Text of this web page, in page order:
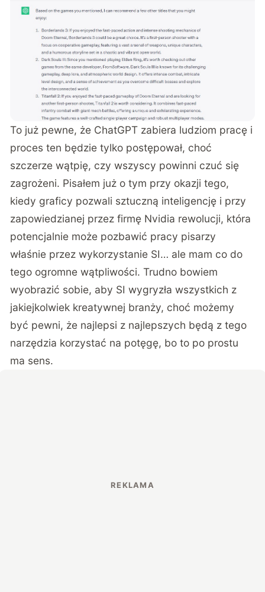
To już pewne, że ChatGPT zabiera ludziom pracę i
proces ten będzie tylko postępował, choć
szczerze wątpię, czy wszyscy powinni czuć się
zagrożeni. Pisałem już o tym przy okazji tego,
kiedy graficy pozwali sztuczną inteligencję i przy
zapowiedzianej przez firmę Nvidia rewolucji, która
potencjalnie może pozbawić pracy pisarzy
właśnie przez wykorzystanie SI… ale mam co do
tego ogromne wątpliwości. Trudno bowiem
wyobrazić sobie, aby SI wygryzła wszystkich z
jakiejkolwiek kreatywnej branży, choć możemy
być pewni, że najlepsi z najlepszych będą z tego
narzędzia korzystać na potęgę, bo to po prostu
ma sens.